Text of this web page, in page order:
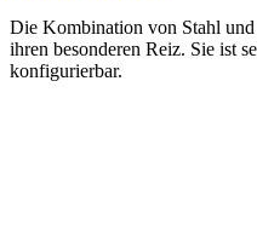
Die Kombination von Stahl
ihren besonderen Reiz. Sie ist
konfigurierbar.